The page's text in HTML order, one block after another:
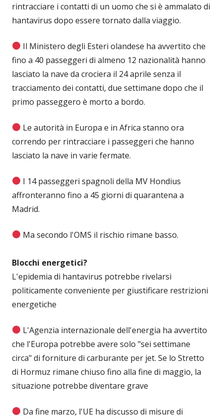
rintracciare i contatti di un uomo che si è ammalato di
hantavirus dopo essere tornato dalla viaggio.
Il Ministero degli Esteri olandese ha avvertito che
fino a 40 passeggeri di almeno 12 nazionalità hanno
lasciato la nave da crociera il 24 aprile senza il
tracciamento dei contatti, due settimane dopo che il
primo passeggero è morto a bordo.
Le autorità in Europa e in Africa stanno ora
correndo per rintracciare i passeggeri che hanno
lasciato la nave in varie fermate.
I 14 passeggeri spagnoli della MV Hondius
affronteranno fino a 45 giorni di quarantena a
Madrid.
Ma secondo l'OMS il rischio rimane basso.
Blocchi energetici?
L'epidemia di hantavirus potrebbe rivelarsi
politicamente conveniente per giustificare restrizioni
energetiche
L'Agenzia internazionale dell'energia ha avvertito
che l'Europa potrebbe avere solo "sei settimane
circa" di forniture di carburante per jet. Se lo Stretto
di Hormuz rimane chiuso fino alla fine di maggio, la
situazione potrebbe diventare grave
Da fine marzo, l'UE ha discusso di misure di